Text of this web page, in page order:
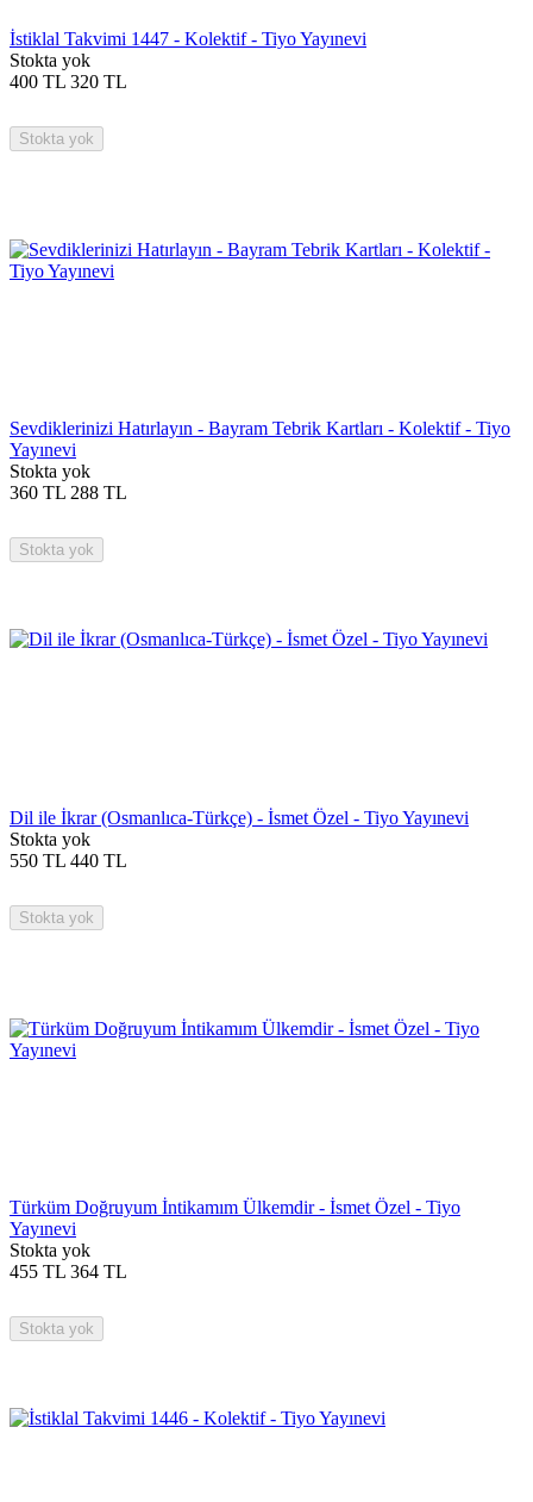
İstiklal Takvimi 1447 - Kolektif - Tiyo Yayınevi
Stokta yok
400 TL 320 TL
Stokta yok
Sevdiklerinizi Hatırlayın - Bayram Tebrik Kartları - Kolektif - Tiyo
Yayınevi
Stokta yok
360 TL 288 TL
Stokta yok
Dil ile İkrar (Osmanlıca-Türkçe) - İsmet Özel - Tiyo Yayınevi
Stokta yok
550 TL 440 TL
Stokta yok
Türküm Doğruyum İntikamım Ülkemdir - İsmet Özel - Tiyo
Yayınevi
Stokta yok
455 TL 364 TL
Stokta yok